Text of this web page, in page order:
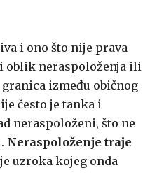
i ono što nije prava
oblik neraspoloženja ili
između običnog
često je tanka i
neraspoloženi, što ne
Neraspoloženje traje
uzroka kojeg onda